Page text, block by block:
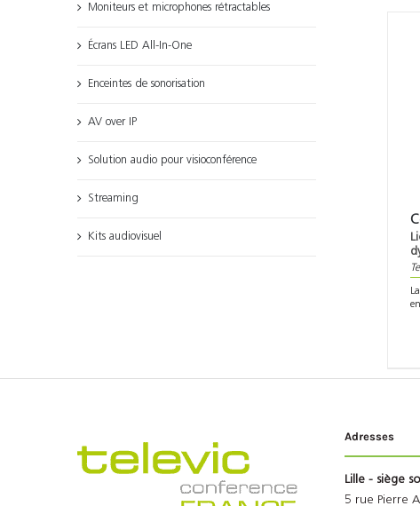
Moniteurs et microphones rétractables
Écrans LED All-In-One
Enceintes de sonorisation
AV over IP
Solution audio pour visioconférence
Streaming
Kits audiovisuel
Adresses
Lille - siège
5 rue Pierre